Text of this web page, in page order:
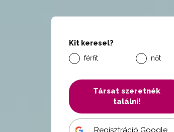
Kit keresel?
férfit
nőt
Társat szeretnék
találni!
Regisztráció Google